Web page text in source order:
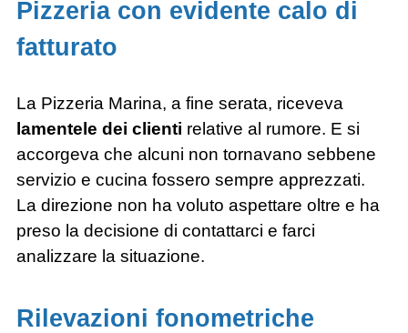
Pizzeria con evidente calo di
fatturato
La Pizzeria Marina, a fine serata, riceveva
lamentele dei clienti relative al rumore. E si
accorgeva che alcuni non tornavano sebbene
servizio e cucina fossero sempre apprezzati.
La direzione non ha voluto aspettare oltre e ha
preso la decisione di contattarci e farci
analizzare la situazione.
Rilevazioni fonometriche